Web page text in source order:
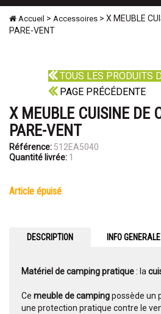
Accueil > Accessoires > X MEUBLE
PARE-VENT
TOUS LES PRODUITS
PAGE PRÉCÉDENTE
X MEUBLE CUISINE DE
PARE-VENT
Référence: 512EA5040
Quantité livrée: 1
article épuisé
DESCRIPTION INFO GENERALE
Matériel de camping pratique: la
Ce meuble de campingpossède un
une protection pratique contre le